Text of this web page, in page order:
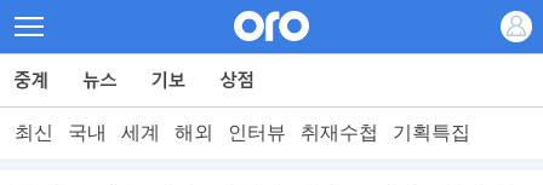
최신 국내 세계 해외 인터뷰 취재수첩 기획특집